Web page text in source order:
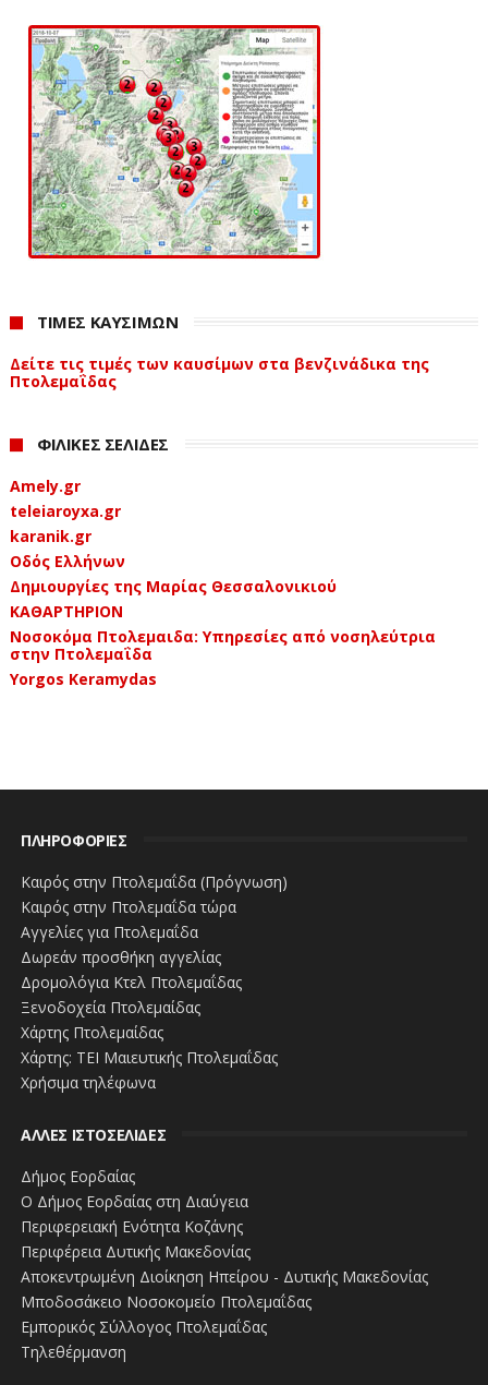
ΤΙΜΕΣ ΚΑΥΣΙΜΩΝ
Δείτε τις τιμές των καυσίμων στα βενζινάδικα της
Πτολεμαΐδας
ΦΙΛΙΚΕΣ ΣΕΛΙΔΕΣ
Amely.gr
teleiaroyxa.gr
karanik.gr
Οδός Ελλήνων
Δημιουργίες της Μαρίας Θεσσαλονικιού
ΚΑΘΑΡΤΗΡΙΟΝ
Νοσοκόμα Πτολεμαιδα: Υπηρεσίες από νοσηλεύτρια
στην Πτολεμαΐδα
Yorgos Keramydas
ΠΛΗΡΟΦΟΡΙΕΣ
Καιρός στην Πτολεμαΐδα (Πρόγνωση)
Καιρός στην Πτολεμαΐδα τώρα
Αγγελίες για Πτολεμαΐδα
Δωρεάν προσθήκη αγγελίας
Δρομολόγια Κτελ Πτολεμαΐδας
Ξενοδοχεία Πτολεμαίδας
Χάρτης Πτολεμαίδας
Χάρτης: ΤΕΙ Μαιευτικής Πτολεμαΐδας
Χρήσιμα τηλέφωνα
ΑΛΛΕΣ ΙΣΤΟΣΕΛΙΔΕΣ
Δήμος Εορδαίας
Ο Δήμος Εορδαίας στη Διαύγεια
Περιφερειακή Ενότητα Κοζάνης
Περιφέρεια Δυτικής Μακεδονίας
Αποκεντρωμένη Διοίκηση Ηπείρου - Δυτικής Μακεδονίας
Μποδοσάκειο Νοσοκομείο Πτολεμαΐδας
Εμπορικός Σύλλογος Πτολεμαΐδας
Τηλεθέρμανση